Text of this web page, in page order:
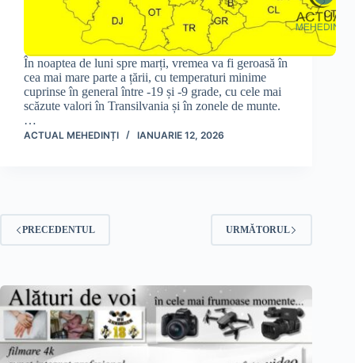
În noaptea de luni spre marți, vremea va fi geroasă în
cea mai mare parte a țării, cu temperaturi minime
cuprinse în general între -19 și -9 grade, cu cele mai
scăzute valori în Transilvania și în zonele de munte.
…
ACTUAL MEHEDINȚI IANUARIE 12, 2026
PRECEDENTUL URMĂTORUL